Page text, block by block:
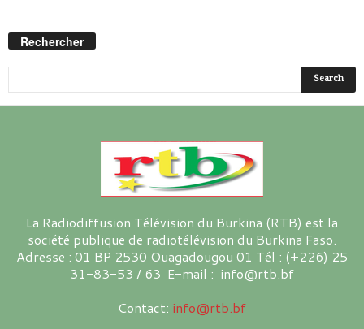
Rechercher
La Radiodiffusion Télévision du Burkina (RTB) est la
société publique de radiotélévision du Burkina Faso.
Adresse : 01 BP 2530 Ouagadougou 01 Tél : (+226) 25
31-83-53 / 63 E-mail : info@rtb.bf
Contact: info@rtb.bf